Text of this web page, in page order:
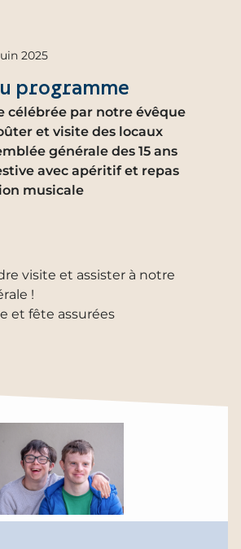
programme
célébrée par notre évêque
et visite des locaux
générale des 15 ans
avec apéritif et repas
musicale
2025
visite et assister à notre
!
et fête assurées